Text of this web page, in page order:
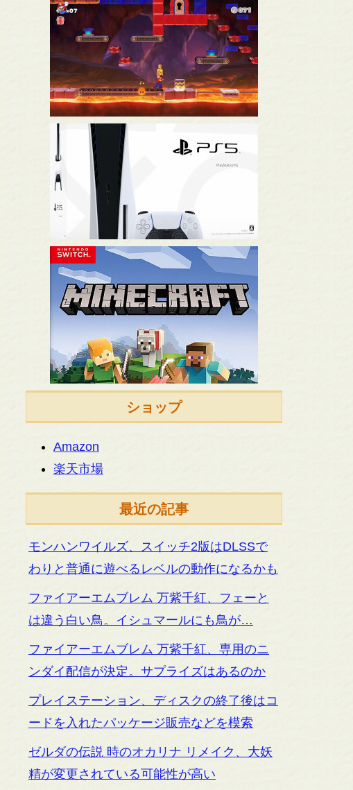
ショップ
Amazon
楽天市場
最近の記事
モンハンワイルズ、スイッチ2版はDLSSで
わりと普通に遊べるレベルの動作になるかも
ファイアーエムブレム 万紫千紅、フェーと
は違う白い鳥。イシュマールにも鳥が…
ファイアーエムブレム 万紫千紅、専用のニ
ンダイ配信が決定。サプライズはあるのか
プレイステーション、ディスクの終了後はコ
ードを入れたパッケージ販売などを模索
ゼルダの伝説 時のオカリナ リメイク、大妖
精が変更されている可能性が高い